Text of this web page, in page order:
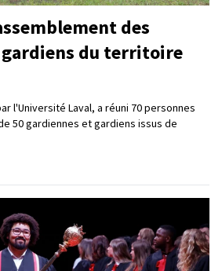
des
du territoire
l'Université Laval, a réuni 70 personnes
50 gardiennes et gardiens issus de